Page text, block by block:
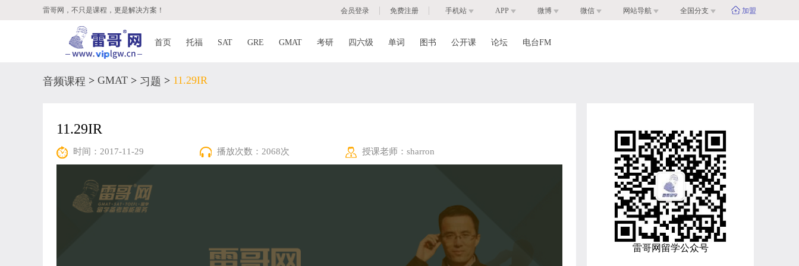
雷哥网，不只是课程，更是解决方案！ 会员登录 | 免费注册 | 手机站 APP 微博 微信 网站导航 全国分支 加盟
首页 托福 SAT GRE GMAT 考研 四六级 单词 图书 公开课 论坛 电台FM
音频课程 > GMAT > 习题 > 11.29IR
11.29IR
时间：2017-11-29 播放次数：2068次 授课老师： sharron
雷哥网留学公众号